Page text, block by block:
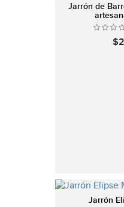
Jarrón de
Jarrón